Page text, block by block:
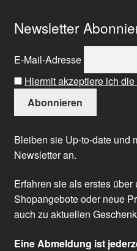
Newsletter
E-Mail-Adresse
Hiermit akzeptiere ich
Bleiben sie Up-to-date und
Newsletter an.
Erfahren sie als erstes
Shopangebote oder neue
auch zu aktuellen
Eine Abmeldung ist